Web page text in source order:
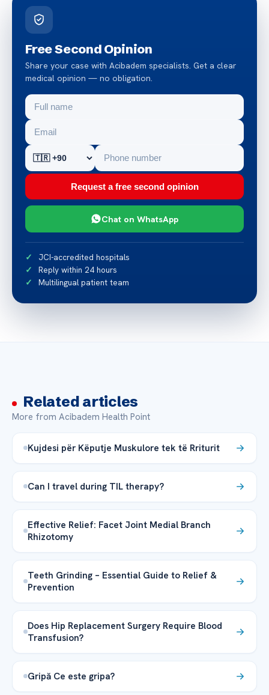
Free Second Opinion
Share your case with Acibadem specialists. Get a clear
medical opinion — no obligation.
Request a free second opinion
Chat on WhatsApp
JCI-accredited hospitals
Reply within 24 hours
Multilingual patient team
Related articles
More from Acibadem Health Point
Kujdesi për Këputje Muskulore tek të Rriturit
Can I travel during TIL therapy?
Effective Relief: Facet Joint Medial Branch
Rhizotomy
Teeth Grinding – Essential Guide to Relief &
Prevention
Does Hip Replacement Surgery Require Blood
Transfusion?
Gripă Ce este gripa?